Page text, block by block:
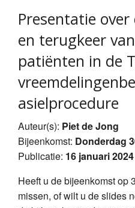
Presentatie
en terugkeer
patiënten in de
asielprocedure
Auteur(s): Piet de Jong
Bijeenkomst: Donderdag
Publicatie: 16 januari 2024
Heeft u de bijeenkomst op
missen, of wilt u de slides